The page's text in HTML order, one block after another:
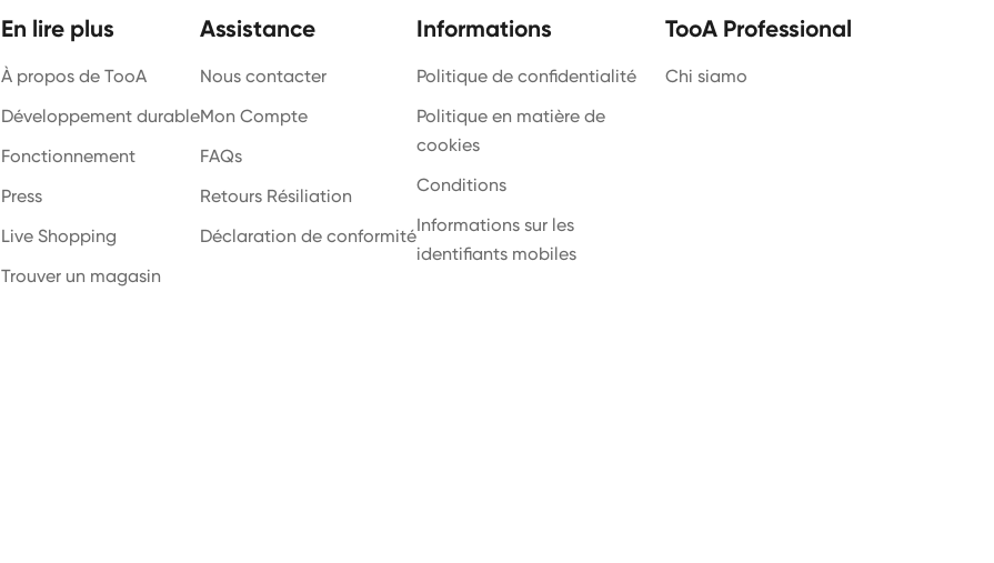
En lire plus
À propos de TooA
Développement durable
Fonctionnement
Press
Live Shopping
Trouver un magasin
Assistance
Nous contacter
Mon Compte
FAQs
Retours Résiliation
Déclaration de conformité
Informations
Politique de confidentialité
Politique en matière de
cookies
Conditions
Informations sur les
identifiants mobiles
TooA Professional
Chi siamo